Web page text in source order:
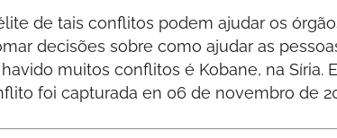
de tais conflitos podem ajudar os
decisões sobre como ajudar as
muitos conflitos é Kobane, na Síria.
foi capturada en 06 de novembro de